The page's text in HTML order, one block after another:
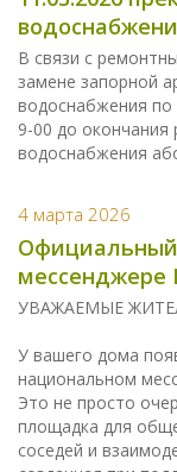
В связи с
замене запорной
водоснабжения по
9-00 до окончания
водоснабжения
4 марта 2026
УВАЖАЕМЫЕ
У вашего дома
национальном
Это не просто
площадка для
соседей и